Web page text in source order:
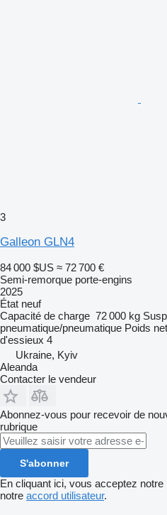
3
Galleon GLN4
84 000 $US ≈ 72 700 €
Semi-remorque porte-engins
2025
État neuf
Capacité de charge 72 000 kg
pneumatique/pneumatique Poids
d'essieux 4
Ukraine, Kyiv
Aleanda
Contacter le vendeur
Abonnez-vous pour recevoir de
rubrique
S'abonner
En cliquant ici, vous acceptez notre
notre accord utilisateur.